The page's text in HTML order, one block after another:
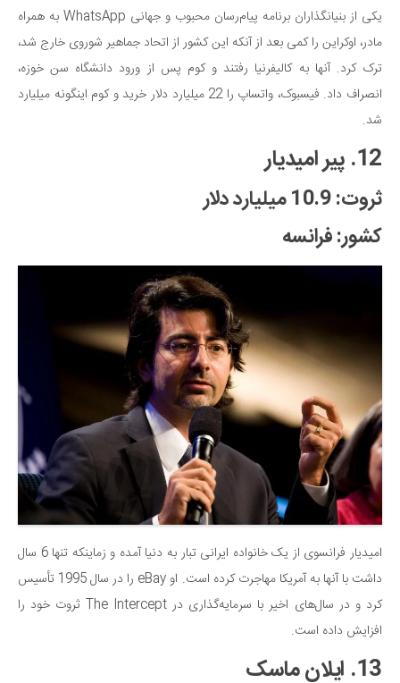
یکی از بنیانگذاران برنامه پیام‌رسان محبوب و جهانی WhatsApp به همراه
مادر، اوکراین را کمی بعد از آنکه این کشور از اتحاد جماهیر شوروی خارج شد،
ترک کرد. آنها به کالیفرنیا رفتند و کوم پس از ورود دانشگاه سن خوزه،
انصراف داد. فیسبوک، واتساپ را 22 میلیارد دلار خرید و کوم اینگونه میلیارد
شد.
12. پیر امیدیار
ثروت: 10.9 میلیارد دلار
کشور: فرانسه
امیدیار فرانسوی از یک خانواده ایرانی تبار به دنیا آمده و زماینکه تنها 6 سال
داشت با آنها به آمریکا مهاجرت کرده است. او eBay را در سال 1995 تأسیس
کرد و در سال‌های اخیر با سرمایه‌گذاری در The Intercept ثروت خود را
افزایش داده است.
13. ایلان ماسک